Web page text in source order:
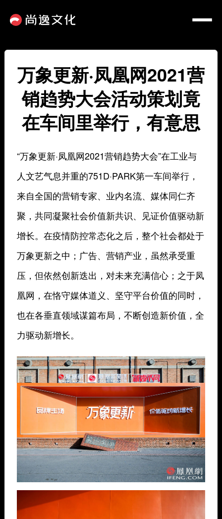
万象更新·凤凰网2021营
销趋势大会活动策划竟
在车间里举行，有意思
“万象更新·凤凰网2021营销趋势大会”在工业与
人文艺气息并重的751D·PARK第一车间举行，
来自全国的营销专家、业内名流、媒体同仁齐
聚，共同凝聚社会价值新共识、见证价值驱动新
增长。在疫情防控常态化之后，整个社会都处于
万象更新之中；广告、营销产业，虽然承受重
压，但依然创新迭出，对未来充满信心；之于凤
凰网，在恪守媒体道义、坚守平台价值的同时，
也在各垂直领域谋篇布局，不断创造新价值，全
力驱动新增长。